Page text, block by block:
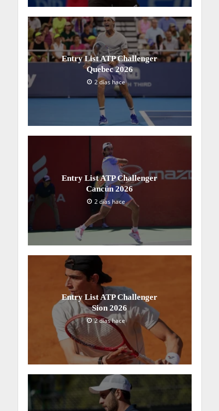
Entry List ATP Challenger
Quebec 2026
2 días hace
Entry List ATP Challenger
Cancún 2026
2 días hace
Entry List ATP Challenger
Sion 2026
2 días hace